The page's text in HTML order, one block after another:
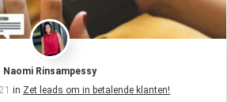
Naomi Rinsampessy
in Zet leads om in betalende klanten!